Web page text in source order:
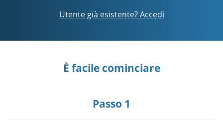
Utente già esistente? Accedi
È facile cominciare
Passo 1